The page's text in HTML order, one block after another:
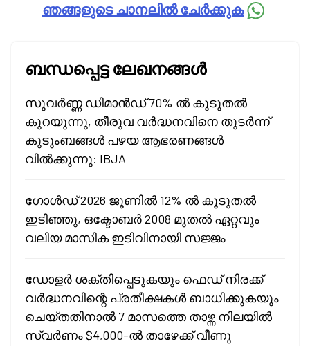
ഞങ്ങളുടെ ചാനലിൽ ചേർക്കുക
ബന്ധപ്പെട്ട ലേഖനങ്ങൾ
സുവർണ്ണ ഡിമാൻഡ് 70% ൽ കൂടുതൽ
കുറയുന്നു, തീരുവ വർദ്ധനവിനെ തുടർന്ന്
കുടുംബങ്ങൾ പഴയ ആഭരണങ്ങൾ
വിൽക്കുന്നു: IBJA
ഗോൾഡ് 2026 ജൂണിൽ 12% ൽ കൂടുതൽ
ഇടിഞ്ഞു, ഒക്ടോബർ 2008 മുതൽ ഏറ്റവും
വലിയ മാസിക ഇടിവിനായി സജ്ജം
ഡോളർ ശക്തിപ്പെടുകയും ഫെഡ് നിരക്ക്
വർദ്ധനവിന്റെ പ്രതീക്ഷകൾ ബാധിക്കുകയും
ചെയ്തതിനാൽ 7 മാസത്തെ താഴ്ന്ന നിലയിൽ
സ്വർണം $4,000-ൽ താഴേക്ക് വീണു